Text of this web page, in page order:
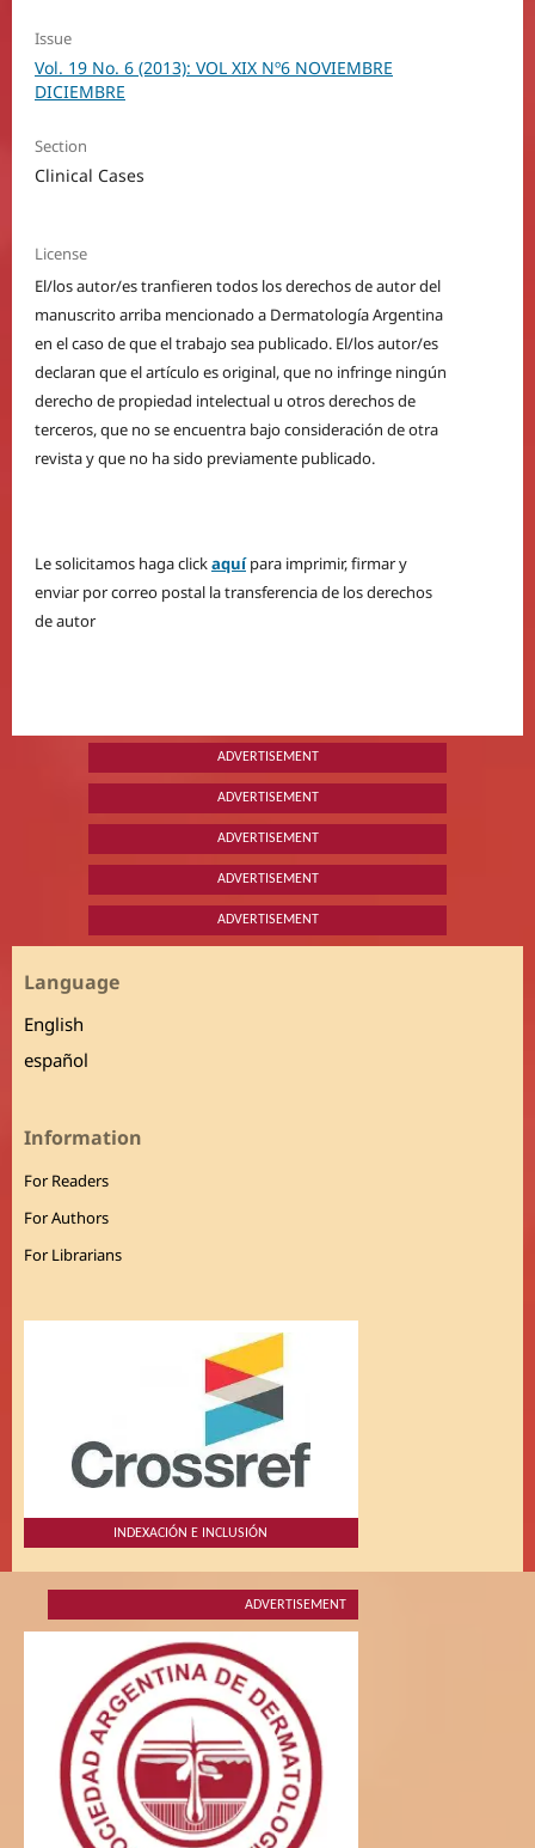
Issue
Vol. 19 No. 6 (2013): VOL XIX Nº6 NOVIEMBRE
DICIEMBRE
Section
Clinical Cases
License
El/los autor/es tranfieren todos los derechos de autor del
manuscrito arriba mencionado a Dermatología Argentina
en el caso de que el trabajo sea publicado. El/los autor/es
declaran que el artículo es original, que no infringe ningún
derecho de propiedad intelectual u otros derechos de
terceros, que no se encuentra bajo consideración de otra
revista y que no ha sido previamente publicado.
Le solicitamos haga clickaquí para imprimir, firmar y
enviar por correo postal la transferencia de los derechos
de autor
ADVERTISEMENT
ADVERTISEMENT
ADVERTISEMENT
ADVERTISEMENT
ADVERTISEMENT
Language
English
español
Information
For Readers
For Authors
For Librarians
INDEXACIÓN E INCLUSIÓN
ADVERTISEMENT